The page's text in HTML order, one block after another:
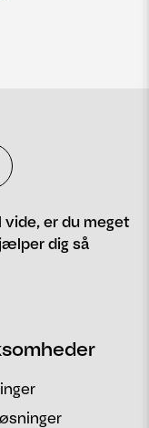
vide, er du meget
dig så